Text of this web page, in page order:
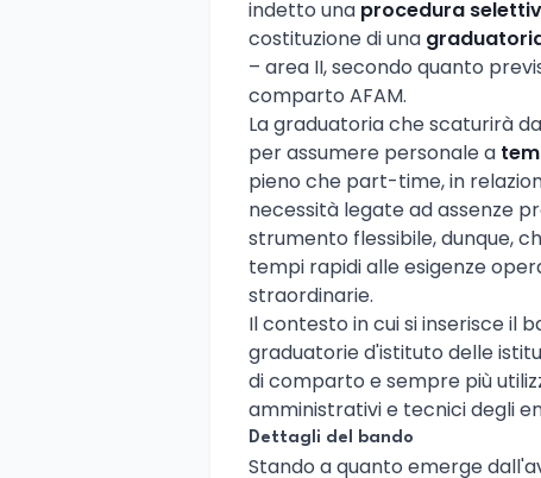
indetto una procedura
costituzione di una
– area II, secondo quanto
comparto AFAM.
La graduatoria che scaturirà
per assumere personale a
pieno che part-time, in
necessità legate ad assenze
strumento flessibile, dunque,
tempi rapidi alle esigenze
straordinarie.
Il contesto in cui si inserisce il
graduatorie d'istituto delle
di comparto e sempre più
amministrativi e tecnici degli
Dettagli del bando
Stando a quanto emerge